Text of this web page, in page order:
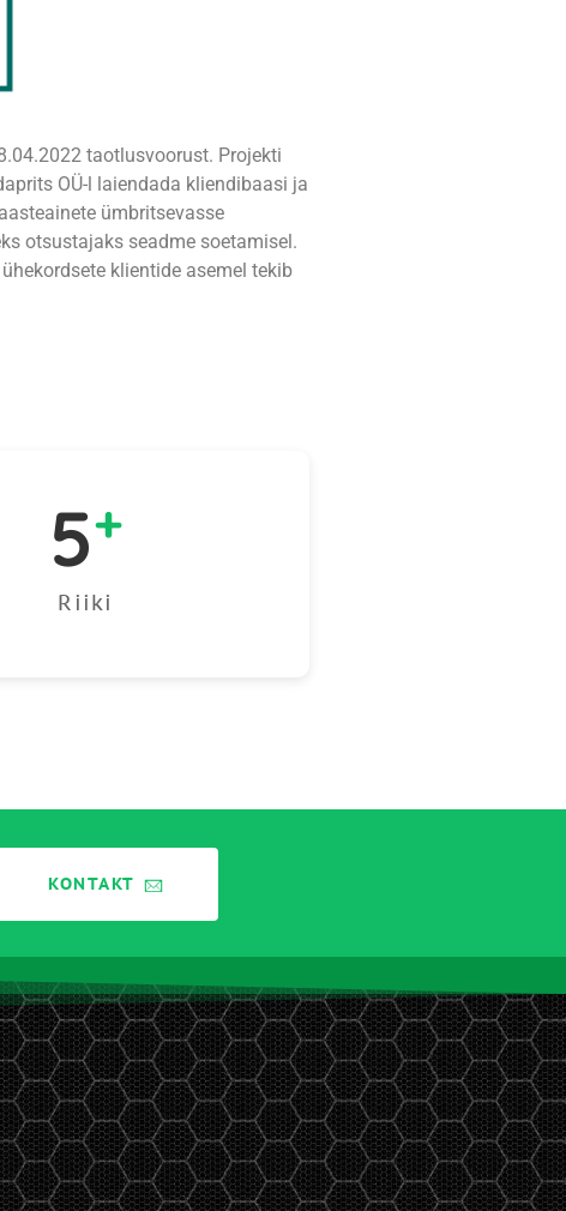
taotlusvoorust. Projekti
OÜ-l laiendada kliendibaasi ja
ümbritsevasse
otsustajaks seadme soetamisel.
klientide asemel tekib
Riiki
5+
KONTAKT